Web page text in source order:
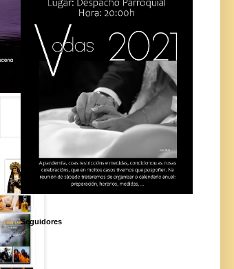
Seguidores